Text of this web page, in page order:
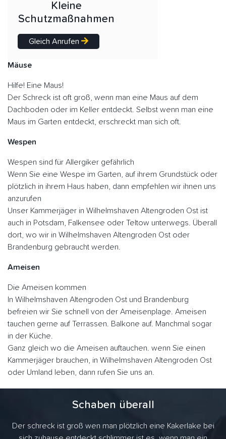
Kleine
Schutzmaßnahmen
Gleich Anrufen
Mäuse
Hilfe! Eine Maus!
Der Schreck ist oft groß, wenn man eine Maus auf dem
Dachboden oder im Keller entdeckt. Selbst wenn man eine
Maus im Garten entdeckt, erschreckt man sich oft.
Wespen
Wespen sind für Allergiker gefährlich
Wenn Sie eine Wespe im Garten, auf ihrem Grundstück oder
plötzlich in ihrem Haus haben, dann empfehlen wir ihnen uns
anzurufen
Unser Kammerjäger in Wilhelmshaven Altengroden Ost ist
auch in Potsdam, Falkensee oder Teltow unterwegs. Überall
dort, wo wir in Wilhelmshaven Altengroden Ost oder
Brandenburg gebraucht werden.
Ameisen
Die Ameisen kommen
In Wilhelmshaven Altengroden Ost und Brandenburg
befreien wir Sie schnell von der Ameisenplage. Ameisen
tauchen gerne auf Terrassen. Balkone auf. Manchmal sogar
in der Küche.
Ganz gleich wo die Ameisen auftauchen. wenn Sie einen
Kammerjäger brauchen, in Wilhelmshaven Altengroden Ost
oder Umland leben, dann rufen Sie uns an.
Schaben überall
Der schreck ist groß wen man plötzlich eine Kakerlake bei